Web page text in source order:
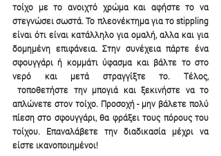
τοίχο με το ανοιχτό χρώμα και αφήστε το να
στεγνώσει σωστά. Το πλεονέκτημα για το stippling
είναι ότι είναι κατάλληλο για ομαλή, αλλα και για
δομημένη επιφάνεια. Στην συνέχεια πάρτε ένα
σφουγγάρι ή κομμάτι ύφασμα και βάλτε το στο
νερό και μετά στραγγίξτε το. Τέλος,
τοποθετήστε την μπογιά και ξεκινήστε να το
απλώνετε στον τοίχο. Προσοχή - μην βάλετε πολύ
πίεση στο σφουγγάρι, θα φράξει τους πόρους του
τοίχου. Επαναλάβετε την διαδικασία μέχρι να
είστε ικανοποιημένοι!